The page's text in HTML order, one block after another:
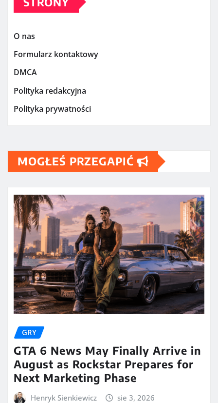
O nas
Formularz kontaktowy
DMCA
Polityka redakcyjna
Polityka prywatności
MOGŁEŚ PRZEGAPIĆ
GRY
GTA 6 News May Finally Arrive in
August as Rockstar Prepares for
Next Marketing Phase
Henryk Sienkiewicz sie 3, 2026